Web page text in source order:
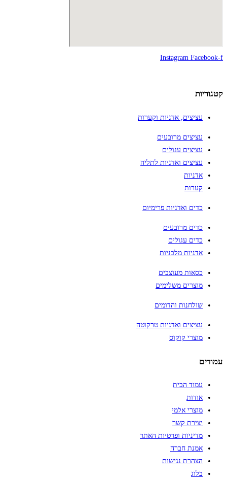
Instagram Facebook-f
קטגוריות
עציצים, אדניות וקערות
עציצים מרובעים
עציצים עגולים
עציצים ואדניות לתליה
אדניות
קערות
כדים ואדניות פרימיום
כדים מרובעים
כדים עגולים
אדניות מלבניות
כסאות מעוצבים
מוצרים משלימים
שולחנות והדומים
עציצים ואדניות טרקוטה
מוצרי קוקוס
עמודים
עמוד הבית
אודות
מוצרי אלמי
יצירת קשר
מדיניות ופרטיות האתר
אמנת חברה
הצהרת נגישות
בלוג